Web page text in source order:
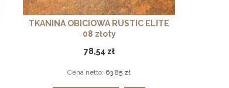
TKANINA OBICIOWA RUSTIC ELITE
08 złoty
78,54 zł
Cena netto: 63,85 zł